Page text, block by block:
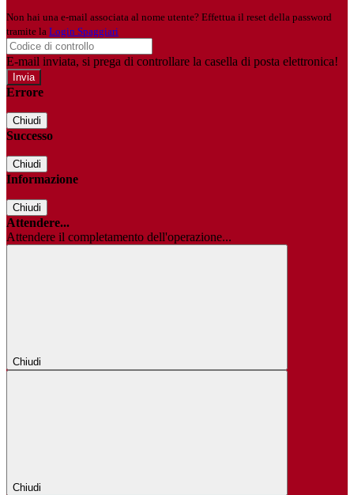
Non hai una e-mail associata al nome utente? Effettua il reset della password
tramite la Login Spaggiari
E-mail inviata, si prega di controllare la casella di posta elettronica!
Errore
Chiudi
Successo
Chiudi
Informazione
Chiudi
Attendere...
Attendere il completamento dell'operazione...
Chiudi
Chiudi